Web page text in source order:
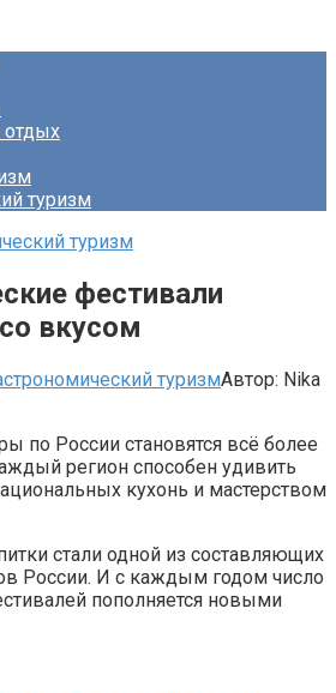
отдых
туризм
туризм
фестивали
вкусом
туризмАвтор: Nika
по России становятся всё более
регион способен удивить
кухонь и мастерством
стали одной из составляющих
России. И с каждым годом число
пополняется новыми